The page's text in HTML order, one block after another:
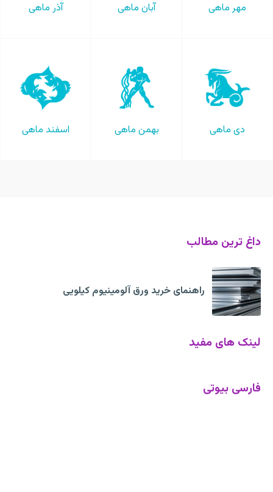
مهر ماهی آبان ماهی آذر ماهی
دی ماهی بهمن ماهی اسفند ماهی
داغ ترین مطالب
راهنمای خرید ورق آلومینیوم کیلویی
لینک های مفید
فارسی بیوتی